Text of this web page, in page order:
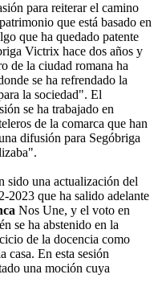
para reiterar el camino
que está basado en
que ha quedado patente
Victrix hace dos años y
de la ciudad romana ha
se ha refrendado la
la sociedad". El
se ha trabajado en
de la comarca que han
difusión para Segóbriga
sido una actualización del
2023 que ha salido adelante
Nos Une, y el voto en
se ha abstenido en la
de la docencia como
casa. En esta sesión
una moción cuya